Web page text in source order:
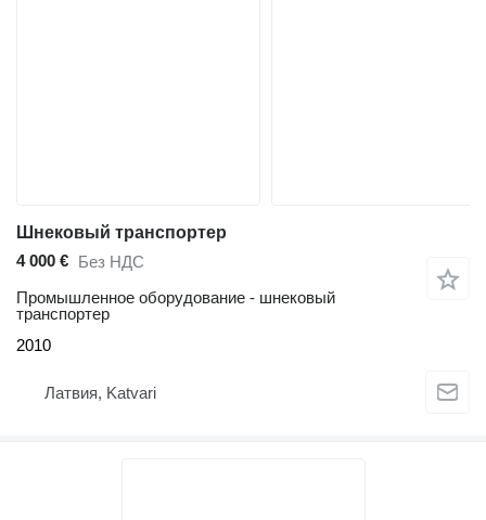
Шнековый транспортер
4 000 € Без НДС
Промышленное оборудование - шнековый
транспортер
2010
Латвия, Katvari